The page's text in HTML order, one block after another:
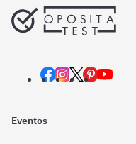
Eventos